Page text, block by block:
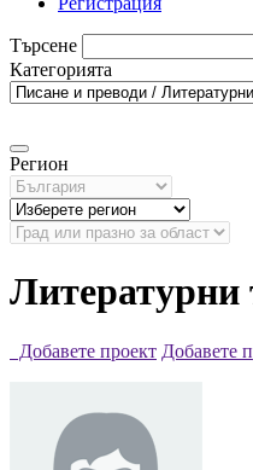
Търсене
Категорията
Регион
Литературни
Добавете проект Добавете